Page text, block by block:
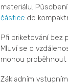
materiálu.
částice do
Při briketování bez
Mluví se o
mohou proběhnout
Základním